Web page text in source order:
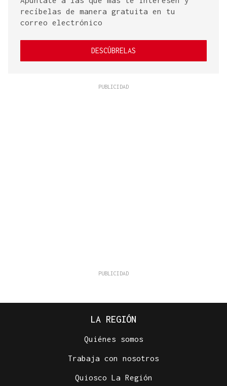
recíbelas de manera gratuita en tu
correo electrónico
DESCÚBRELAS
LA REGIÓN
Quiénes somos
Trabaja con nosotros
Quiosco La Región